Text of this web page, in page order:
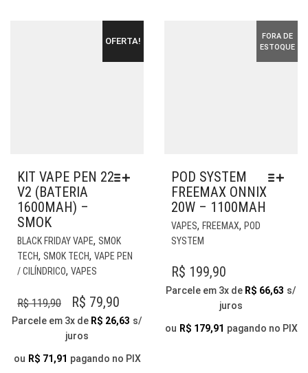
OFERTA!
KIT VAPE PEN 22
V2 (BATERIA
1600MAH) –
SMOK
BLACK FRIDAY VAPE, SMOK
TECH, SMOK TECH, VAPE PEN
/ CILÍNDRICO, VAPES
VARIANTES.
OPÇÕES
SER
R$119,90
O
PREÇO
ORIGINAL
ERA:
R$ 79,90
PREÇO
É:
Parcele em 3x de R$ 26,63 s/
juros
ou R$ 71,91 pagando no PIX
FORA DE
ESTOQUE
POD SYSTEM
FREEMAX ONNIX
20W – 1100MAH
VAPES, FREEMAX, POD
SYSTEM
AS
R$ 199,90
Parcele em 3x de R$ 66,63 s/
juros
ou R$ 179,91 pagando no PIX